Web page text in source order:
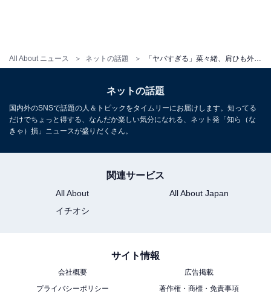
All About ニュース ネットの話題
ネットの話題
国内外のSNSで話題の人＆トピックをタイムリーにお届けします。知ってる
だけでちょっと得する、なんだか楽しい気分になれる、ネット発「知ら（な
きゃ）損」ニュースが盛りだくさん。
関連サービス
All About
All About Japan
イチオシ
サイト情報
会社概要
広告掲載
プライバシーポリシー
著作権・商標・免責事項